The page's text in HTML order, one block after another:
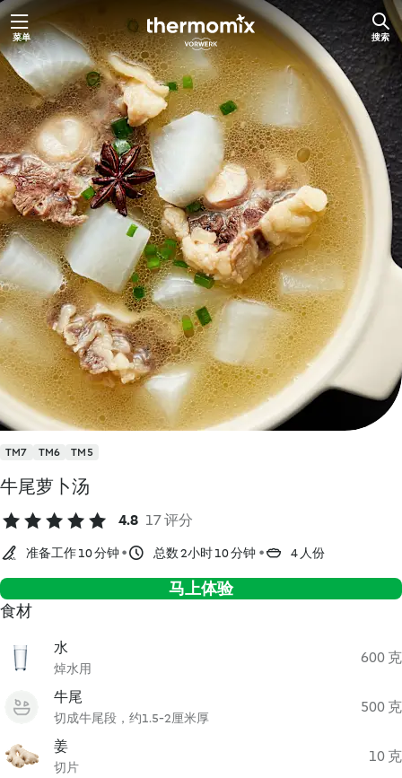
跳
至
内
容
菜单 搜索
TM7 TM6 TM5
牛尾萝卜汤
4.8 17 评分
准备工作 10 分钟 总数 2小时 10 分钟 4 人份
马上体验
食材
水
焯水用
600 克
牛尾
切成牛尾段，约1.5-2厘米厚
500 克
姜
切片
10 克